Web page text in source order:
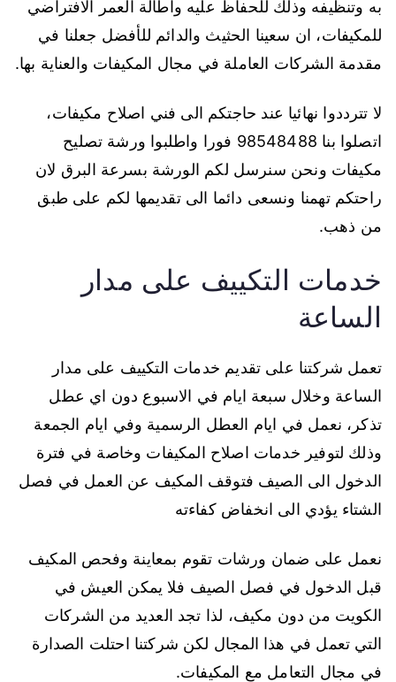
به وتنظيفه وذلك للحفاظ عليه واطالة العمر الافتراضي
للمكيفات، ان سعينا الحثيث والدائم للأفضل جعلنا في
مقدمة الشركات العاملة في مجال المكيفات والعناية بها.
لا تترددوا نهائيا عند حاجتكم الى فني اصلاح مكيفات،
اتصلوا بنا 98548488 فورا واطلبوا ورشة تصليح
مكيفات ونحن سنرسل لكم الورشة بسرعة البرق لان
راحتكم تهمنا ونسعى دائما الى تقديمها لكم على طبق
من ذهب.
خدمات التكييف على مدار
الساعة
تعمل شركتنا على تقديم خدمات التكييف على مدار
الساعة وخلال سبعة ايام في الاسبوع دون اي عطل
تذكر، نعمل في ايام العطل الرسمية وفي ايام الجمعة
وذلك لتوفير خدمات اصلاح المكيفات وخاصة في فترة
الدخول الى الصيف فتوقف المكيف عن العمل في فصل
الشتاء يؤدي الى انخفاض كفاءته
نعمل على ضمان ورشات تقوم بمعاينة وفحص المكيف
قبل الدخول في فصل الصيف فلا يمكن العيش في
الكويت من دون مكيف، لذا تجد العديد من الشركات
التي تعمل في هذا المجال لكن شركتنا احتلت الصدارة
في مجال التعامل مع المكيفات.